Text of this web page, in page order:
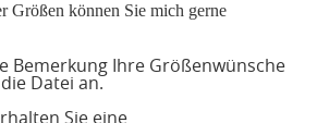
Größen können Sie mich gerne
Bemerkung Ihre Größenwünsche
Datei an.
Sie eine